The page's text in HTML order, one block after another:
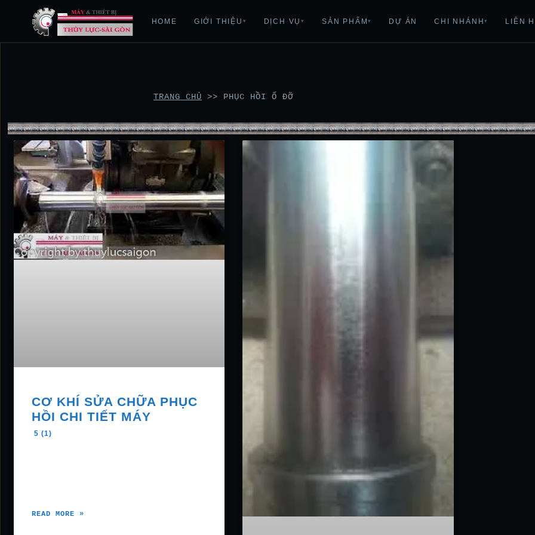
HOME GIỚI THIỆU ▾ DỊCH VỤ▾ SẢN PHẨM▾ DỰ ÁN CHI NHÁNH▾ LIÊN
TRANG CHỦ >> PHỤC HỒI Ổ ĐỠ
CƠ KHÍ SỬA CHỮA PHỤC
HỒI CHI TIẾT MÁY
5 (1)
READ MORE »